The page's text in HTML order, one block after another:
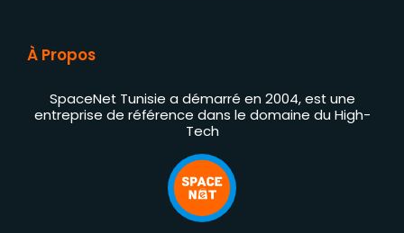
À Propos
SpaceNet Tunisie a démarré en 2004, est une
entreprise de référence dans le domaine du High-
Tech